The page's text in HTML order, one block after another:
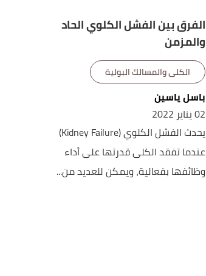
الفرق بين الفشل الكلوي الحاد
والمزمن
الكلى والمسالك البولية
باسل ياسين
02 يناير 2022
يحدث الفشل الكلوي (Kidney Failure)
عندما تفقد الكلى قدرتها على أداء
وظائفها بفعالية، ويمكن للعديد من...